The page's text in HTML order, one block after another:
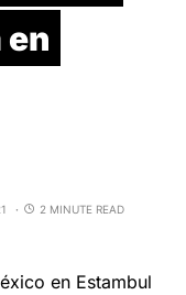
en
2 MINUTE READ
en Estambul